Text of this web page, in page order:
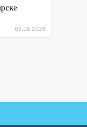
05.08.2026